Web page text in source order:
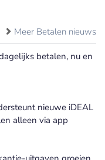
Meer Betalen nieuws
betalen, nu en
nieuwe iDEAL
alleen via app